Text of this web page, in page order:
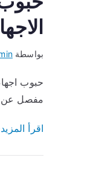
بواسطة
حبوب
مفصل عن
اقرأ المزيد